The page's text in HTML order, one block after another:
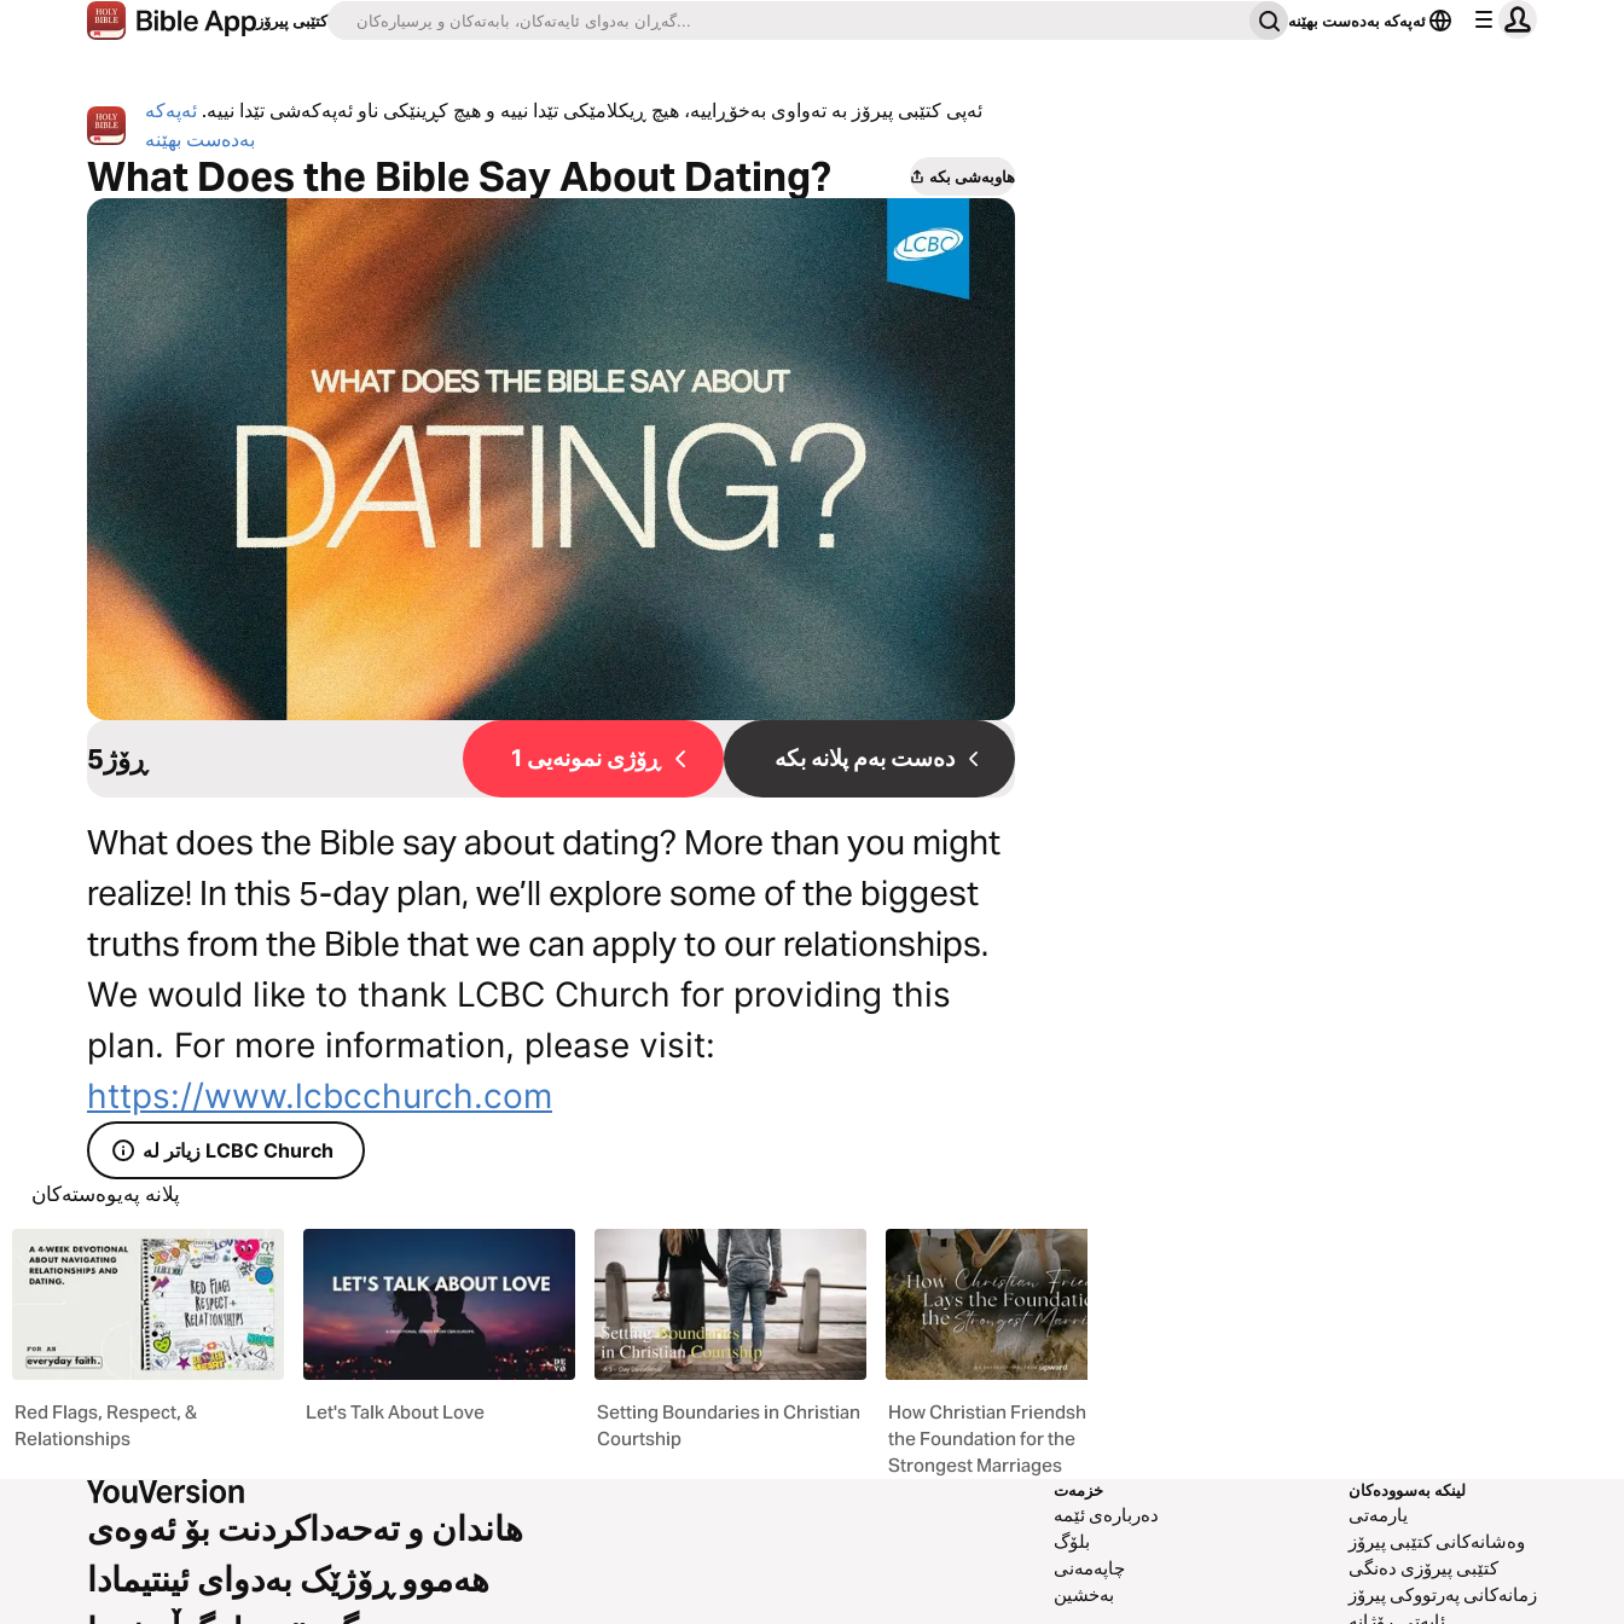
کتێبی پیرۆز ئەپەکە بەدەست بهێنە
ئەپی کتێبی پیرۆز بە تەواوی بەخۆڕاییە، هیچ ڕیکلامێکی تێدا نییە و هیچ کڕینێکی ناو ئەپەکەشی تێدا نییە. ئەپەکە
بەدەست بهێنە
What Does the Bible Say About Dating? هاوبەشی بکە
5ڕۆژ ڕۆژی نمونەیی 1 دەست بەم پلانە بکە
What does the Bible say about dating? More than you might
realize! In this 5-day plan, we’ll explore some of the biggest
truths from the Bible that we can apply to our relationships.
We would like to thank LCBC Church for providing this
plan. For more information, please visit:
https://www.lcbcchurch.com
زیاتر لە LCBC Church
پلانە پەیوەستەکان
Red Flags, Respect, &
Relationships
Let's Talk About Love
Setting Boundaries in Christian
Courtship
How Christian Friendship Lays
the Foundation for the
Strongest Marriages
هاندان و تەحەداکردنت بۆ ئەوەی
هەموو ڕۆژێک بەدوای ئینتیمادا
خزمەت
دەربارەی ئێمە
بلۆگ
چاپەمەنی
بەخشین
لینکە بەسوودەکان
یارمەتی
وەشانەکانی کتێبی پیرۆز
کتێبی پیرۆزی دەنگی
زمانەکانی پەرتووکی پیرۆز